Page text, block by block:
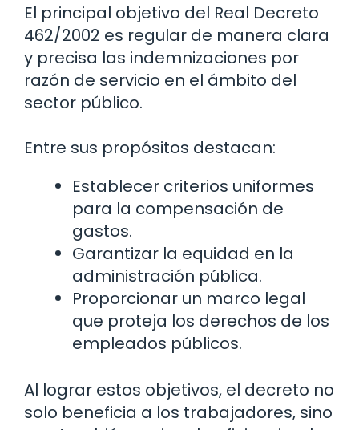
El principal objetivo del Real Decreto
462/2002 es regular de manera clara
y precisa las indemnizaciones por
razón de servicio en el ámbito del
sector público.
Entre sus propósitos destacan:
Establecer criterios uniformes
para la compensación de
gastos.
Garantizar la equidad en la
administración pública.
Proporcionar un marco legal
que proteja los derechos de los
empleados públicos.
Al lograr estos objetivos, el decreto no
solo beneficia a los trabajadores, sino